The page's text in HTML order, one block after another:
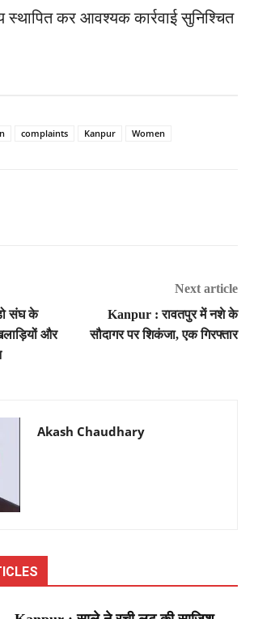
स्थापित कर आवश्यक कार्रवाई सुनिश्चित
complaints Kanpur Women
संघ के
और
Next article
Kanpur : रावतपुर में नशे के
सौदागर पर शिकंजा, एक गिरफ्तार
Akash Chaudhary